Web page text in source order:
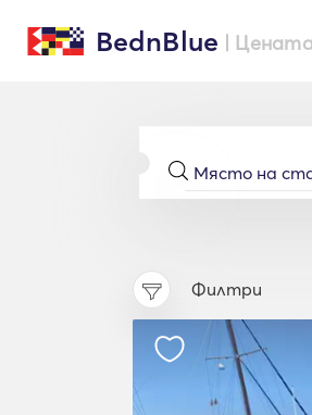
BednBlue |
Филтри